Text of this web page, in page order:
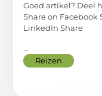
Goed artikel? Deel
Share on Facebook
LinkedIn Share
...
Reizen